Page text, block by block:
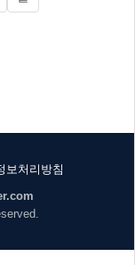
보처리방침